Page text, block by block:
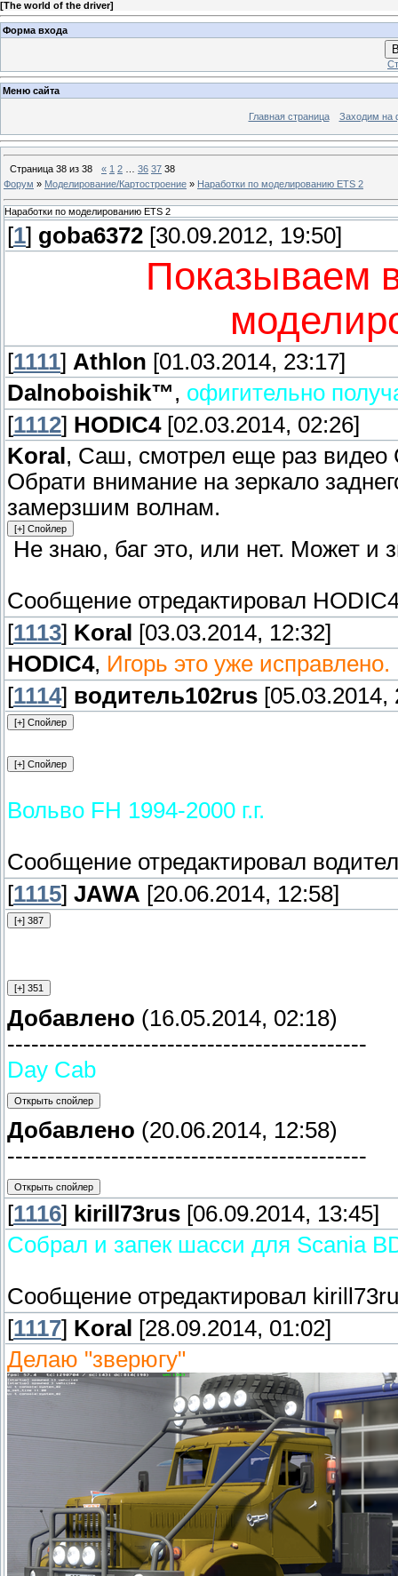
[The world of the driver]
Форма входа
Меню сайта
Главная страница Заходим на
Страница 38 из 38 « 1 2 36 37 38
Форум » Моделирование/Картостроение » Наработки по моделированию ETS 2
Наработки по моделированию ETS 2
[1] goba6372 [30.09.2012, 19:50]
Показываем
[1111] Athlon [01.03.2014, 23:17]
Dalnoboishik™, офигительно
[1112] HODIC4[02.03.2014, 02:26]
Koral , Саш, смотрел еще раз видео
Обрати внимание на зеркало
замерзшим волнам.
Не знаю, баг это, или нет. Может и
Сообщение отредактировал
[1113] Koral
[03.03.2014, 12:32]
HODIC4, Игорь это уже исправлено.
[1114] водитель102rus [05.03.2014,
Вольво FH 1994-2000 г.г.
Сообщение отредактировал
[1115] JAWA [20.06.2014, 12:58]
Добавлено (16.05.2014, 02:18)
---------------------------------------------
Day Cab
Добавлено (20.06.2014, 12:58)
---------------------------------------------
[1116] kirill73rus [06.09.2014, 13:45]
Собрал и запек шасси для Scania
Сообщение отредактировал
[1117] Koral
[28.09.2014, 01:02]
Делаю "зверюгу"